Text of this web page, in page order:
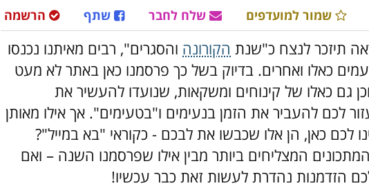
הרשמה שתף שלח לחבר שמור למועדפים
הקורונה והסגרים", רבים מאיתנו נכנסו
כאלו ואחרים. בדיוק בשל כך פרסמנו כאן באתר לא מעט
גם כאלו של קינוחים ומשקאות, שנועדו להעשיר את
לכם להעביר את הזמן בנעימים ו"בטעימים". אך אילו מאותן
לכם כאן, הן אלו שכבשו את לבכם - כקוראי "בא במייל"?
הבאה תגלו 10 מהמתכונים המצליחים ביותר מבין אילו שפרסמנו השנה – ואם
הזדמנות נהדרת לעשות זאת כבר עכשיו!